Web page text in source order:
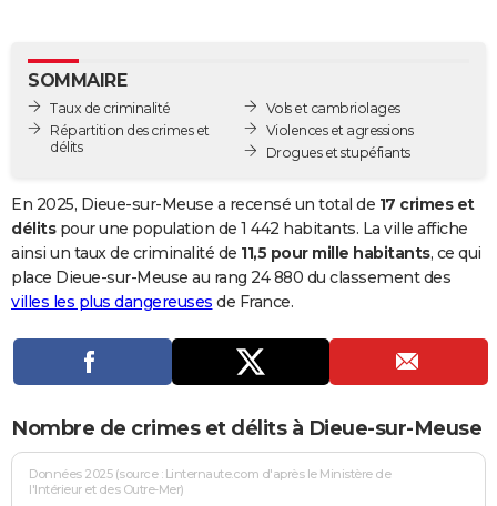
GUIDES D'ACHAT
BONS PLANS
Carte de Noël
Carte Bonne année
Carte Saint-Valentin
Carte Pâques
Carte d'anniversaire
DICTIONNAIRE
Dictionnaire
Biographies
Citations
Expressions
Proverbes
PROGRAMME TV
COPAINS D'AVANT
S'inscrire
Se connecter
Lycées
Collèges
Primaires
Universités
Entreprises
Service militaire
Avis de recherche
AVIS DE DÉCÈS
FORUM
Bricolage
Lifestyle
Culture
Sport
Auto
Television
Voyage
Cinema
SOMMAIRE
Taux de criminalité
Répartition des crimes et
délits
Vols et cambriolages
Violences et agressions
Drogues et stupéfiants
En 2025, Dieue-sur-Meuse a recensé un total de 17 crimes et
délitspour une population de 1 442 habitants. La ville affiche
ainsi un taux de criminalité de 11,5 pour mille habitants, ce qui
place Dieue-sur-Meuse au rang 24 880 du classement des
villes les plus dangereuses de France.
Nombre de crimes et délits à Dieue-sur-Meuse
Données 2025 (source : Linternaute.com d'après le Ministère de
l'Intérieur et des Outre-Mer)